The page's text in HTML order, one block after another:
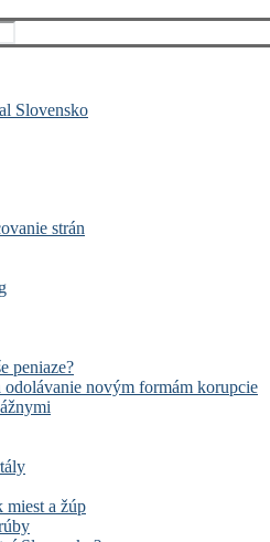
strán
peniaze?
novým formám korupcie
miest a žúp